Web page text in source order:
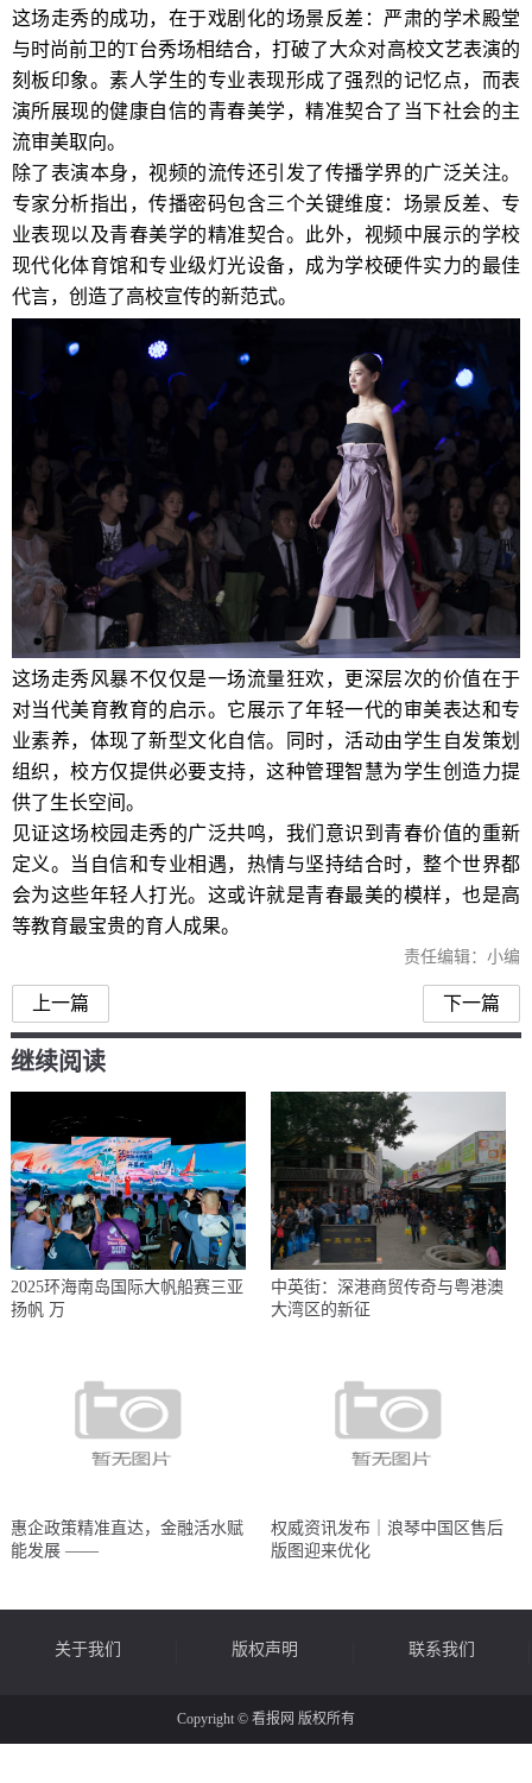
这场走秀的成功，在于戏剧化的场景反差：严肃的学术殿堂
与时尚前卫的T台秀场相结合，打破了大众对高校文艺表演的
刻板印象。素人学生的专业表现形成了强烈的记忆点，而表
演所展现的健康自信的青春美学，精准契合了当下社会的主
流审美取向。
除了表演本身，视频的流传还引发了传播学界的广泛关注。
专家分析指出，传播密码包含三个关键维度：场景反差、专
业表现以及青春美学的精准契合。此外，视频中展示的学校
现代化体育馆和专业级灯光设备，成为学校硬件实力的最佳
代言，创造了高校宣传的新范式。
这场走秀风暴不仅仅是一场流量狂欢，更深层次的价值在于
对当代美育教育的启示。它展示了年轻一代的审美表达和专
业素养，体现了新型文化自信。同时，活动由学生自发策划
组织，校方仅提供必要支持，这种管理智慧为学生创造力提
供了生长空间。
见证这场校园走秀的广泛共鸣，我们意识到青春价值的重新
定义。当自信和专业相遇，热情与坚持结合时，整个世界都
会为这些年轻人打光。这或许就是青春最美的模样，也是高
等教育最宝贵的育人成果。
责任编辑：小编
上一篇 下一篇
继续阅读
2025环海南岛国际大帆船赛三亚
扬帆 万
中英街：深港商贸传奇与粤港澳
大湾区的新征
惠企政策精准直达，金融活水赋
能发展 ——
权威资讯发布｜浪琴中国区售后
版图迎来优化
关于我们 版权声明 联系我们
Copyright © 看报网 版权所有